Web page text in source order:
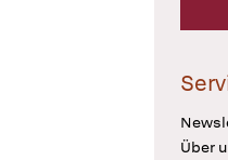
Über